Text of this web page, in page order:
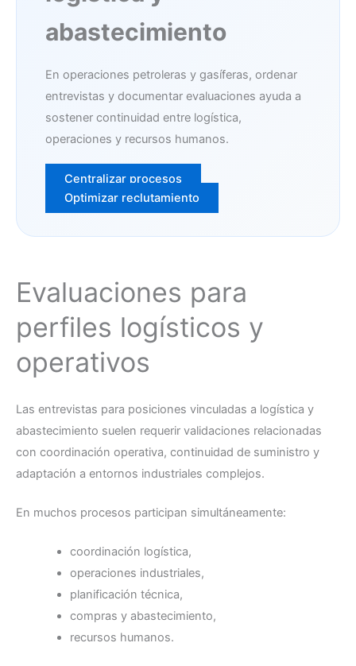
abastecimiento
En operaciones petroleras y gasíferas, ordenar
entrevistas y documentar evaluaciones ayuda a
sostener continuidad entre logística,
operaciones y recursos humanos.
Centralizar procesos
Optimizar reclutamiento
Evaluaciones para
perfiles logísticos y
operativos
Las entrevistas para posiciones vinculadas a logística y
abastecimiento suelen requerir validaciones relacionadas
con coordinación operativa, continuidad de suministro y
adaptación a entornos industriales complejos.
En muchos procesos participan simultáneamente:
coordinación logística,
operaciones industriales,
planificación técnica,
compras y abastecimiento,
recursos humanos.